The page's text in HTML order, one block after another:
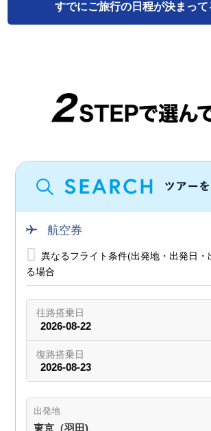
すでにご旅行の日程が決まって
航空券
異なるフライト条件(出発地・出発日・
る場合
出発地
東京（羽田)